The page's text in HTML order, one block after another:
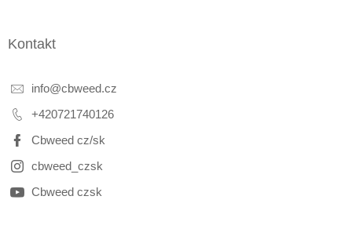
Kontakt
info@cbweed.cz
+420721740126
Cbweed cz/sk
cbweed_czsk
Cbweed czsk